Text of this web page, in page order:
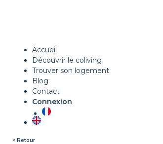
Accueil
Découvrir le coliving
Trouver son logement
Blog
Contact
Connexion
< Retour